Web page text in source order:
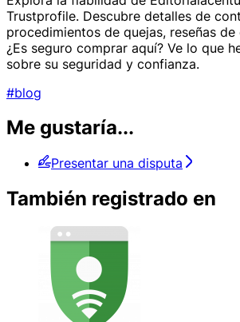
Trustprofile. Descubre detalles de
procedimientos de quejas, reseñas de
¿Es seguro comprar aquí? Ve lo que
sobre su seguridad y confianza.
#blog
Me gustaría...
Presentar una disputa
También registrado en